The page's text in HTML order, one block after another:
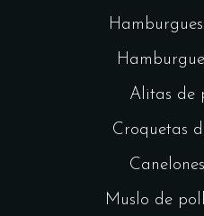
Alitas de
Croquetas
Muslo de